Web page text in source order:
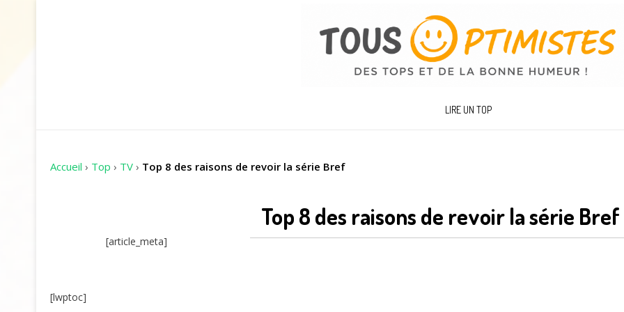
LIRE UN TOP
Accueil › Top › TV › Top 8 des raisons de revoir la série Bref
Top 8 des raisons de revoir la série Bref
[article_meta]
[lwptoc]